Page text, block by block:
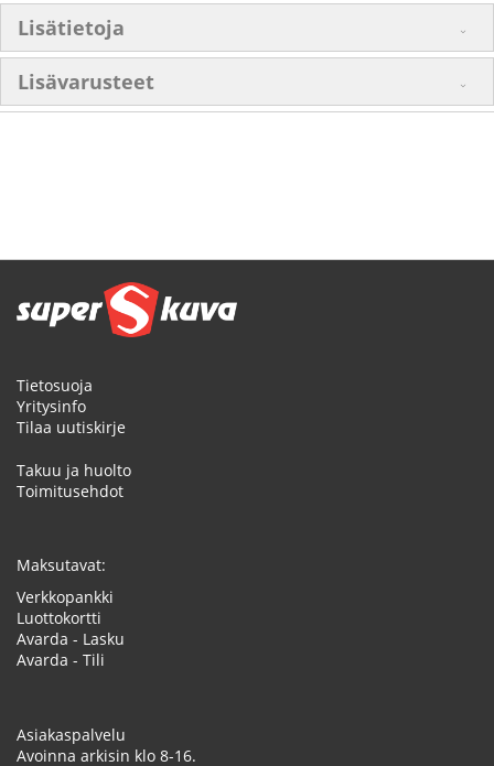
Lisätietoja
Lisävarusteet
Tietosuoja
Yritysinfo
Tilaa uutiskirje
Takuu ja huolto
Toimitusehdot
Maksutavat:
Verkkopankki
Luottokortti
Avarda - Lasku
Avarda - Tili
Asiakaspalvelu
Avoinna arkisin klo 8-16.